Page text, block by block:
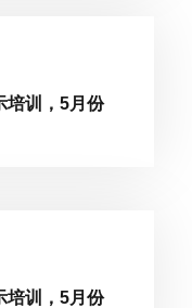
培训，5月份
培训，5月份